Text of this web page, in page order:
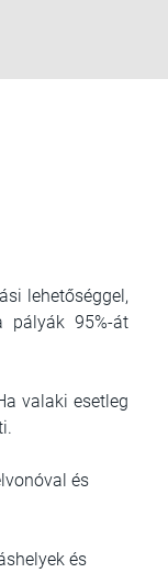
lehetőséggel,
pályák 95%-át
valaki esetleg
és
és